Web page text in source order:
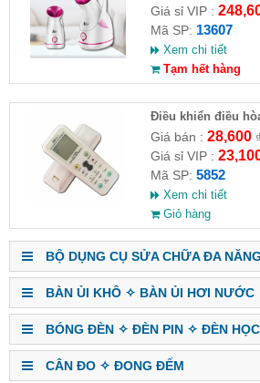
Giá sỉ VIP :
Mã SP: 13607
Xem chi tiết
Tạm hết hàng
Điều khiển điều
Giá bán : 28,600₫
Giá sỉ VIP :
Mã SP: 5852
Xem chi tiết
Giỏ hàng
BỘ DỤNG CỤ SỬA CHỮA ĐA NĂNG
BÀN ỦI KHÔ ✧ BÀN ỦI HƠI NƯỚC
BÓNG ĐÈN ✧ ĐÈN PIN ✧ ĐÈN HỌC
CÂN ĐO ✧ ĐONG ĐẾM